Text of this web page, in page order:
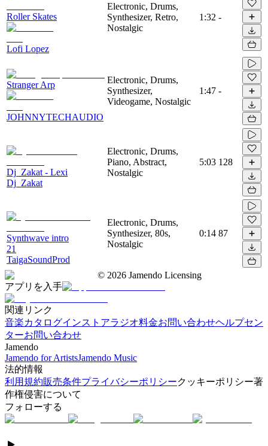
Roller Skates
Lofi Lopez
Electronic, Drums,
Synthesizer, Retro,
Nostalgic
1:32 -
Stranger Arp
JOHNNYTECHAUDIO
Electronic, Drums,
Synthesizer,
Videogame, Nostalgic
1:47 -
Dj_Zakat - Lexi
Dj_Zakat
Electronic, Drums,
Piano, Abstract,
Nostalgic
5:03 128
Synthwave intro
21
TaigaSoundProd
Electronic, Drums,
Synthesizer, 80s,
Nostalgic
0:14 87
© 2026 Jamendo Licensing
アプリを入手
関連リンク
音楽カタログインストアラジオ料金お問い合わせヘルプセン
ターお問い合わせ
Jamendo
Jamendo for ArtistsJamendo Music
法的情報
利用規約販売条件プライバシーポリシークッキーポリシー著
作権侵害について
フォローする